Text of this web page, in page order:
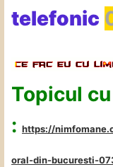
telefonic
Topicul
: https://
oral-din-bucuresti-